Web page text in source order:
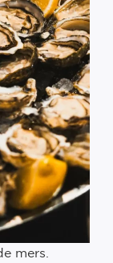
mers.